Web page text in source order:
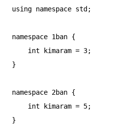
using namespace std;
namespace 1ban {
}
namespace 2ban {
}